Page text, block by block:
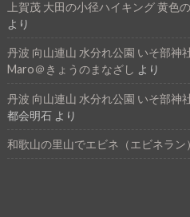
上賀茂 大田の小径ハイキング 黄色
より
丹波 向山連山 水分れ公園 いそ部神
Maro＠きょうのまなざし より
丹波 向山連山 水分れ公園 いそ部神
都会明石より
和歌山の里山でエビネ（エビネラン